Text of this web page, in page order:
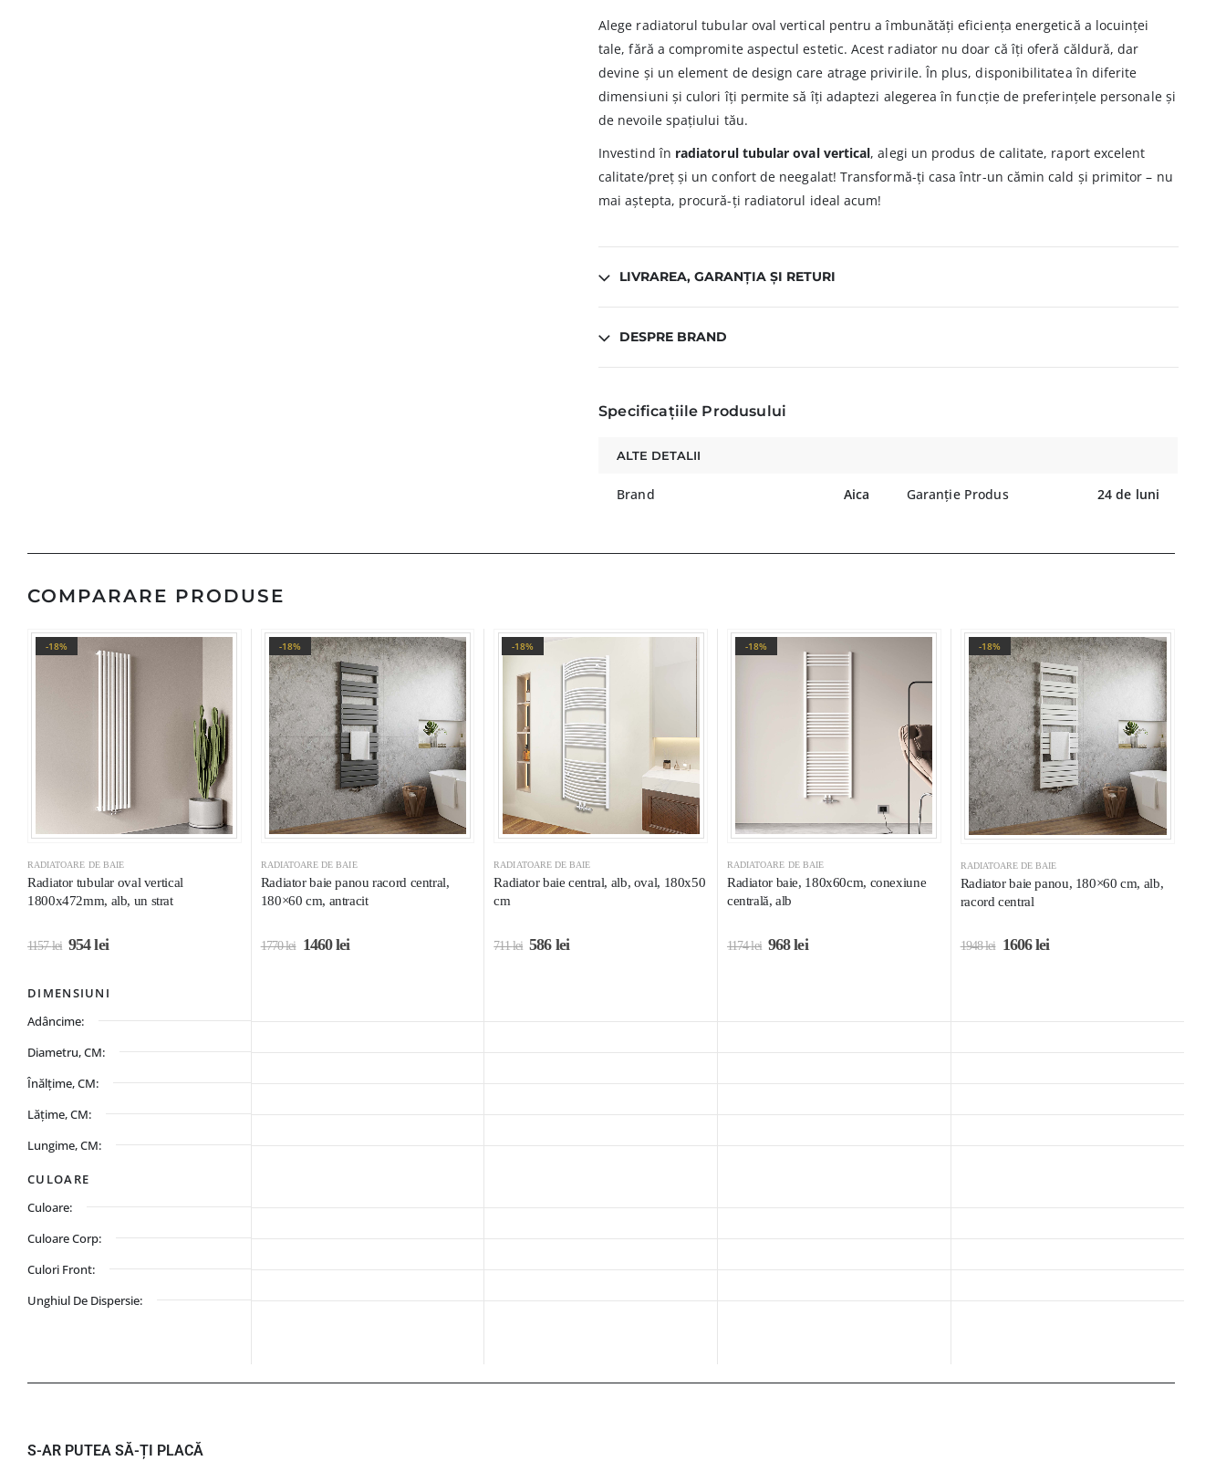
Alege radiatorul tubular oval vertical pentru a îmbunătăți eficiența energetică a locuinței
tale, fără a compromite aspectul estetic. Acest radiator nu doar că îți oferă căldură, dar
devine și un element de design care atrage privirile. În plus, disponibilitatea în diferite
dimensiuni și culori îți permite să îți adaptezi alegerea în funcție de preferințele personale și
de nevoile spațiului tău.
Investind în radiatorul tubular oval vertical, alegi un produs de calitate, raport excelent
calitate/preț și un confort de neegalat! Transformă-ți casa într-un cămin cald și primitor – nu
mai aștepta, procură-ți radiatorul ideal acum!
LIVRAREA, GARANȚIA ȘI RETURI
DESPRE BRAND
Specificațiile Produsului
ALTE DETALII
Brand Aica Garanție Produs 24 de luni
COMPARARE PRODUSE
-18%
RADIATOARE DE BAIE
Radiator tubular oval vertical
1800x472mm, alb, un strat
1157lei 954lei
-18%
RADIATOARE DE BAIE
Radiator baie panou racord central,
180×60 cm, antracit
1770lei 1460lei
-18%
RADIATOARE DE BAIE
Radiator baie central, alb, oval, 180x50
cm
711lei 586 lei
-18%
RADIATOARE DE BAIE
Radiator baie, 180x60cm, conexiune
centrală, alb
1174lei 968lei
-18%
RADIATOARE DE BAIE
Radiator baie panou, 180×60 cm, alb,
racord central
1948lei 1606lei
DIMENSIUNI
Adâncime:
Diametru, CM:
Înălțime, CM:
Lățime, CM:
Lungime, CM:
CULOARE
Culoare:
Culoare Corp:
Culori Front:
Unghiul De Dispersie:
S-AR PUTEA SĂ-ȚI PLACĂ